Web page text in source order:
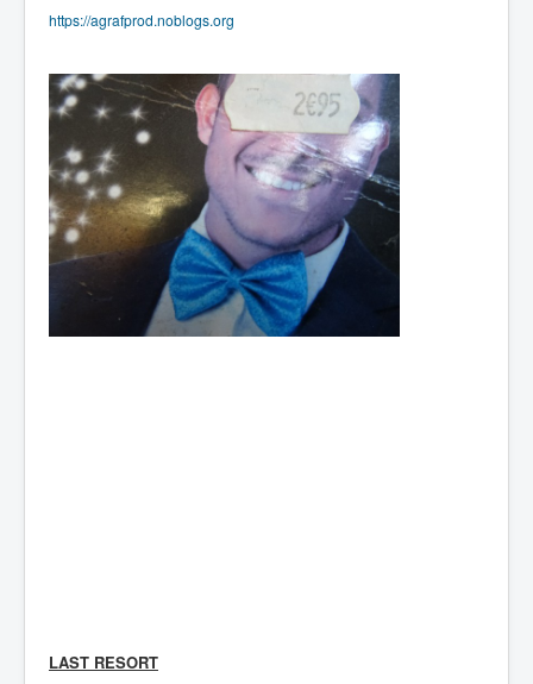
https://agrafprod.noblogs.org
LAST RESORT